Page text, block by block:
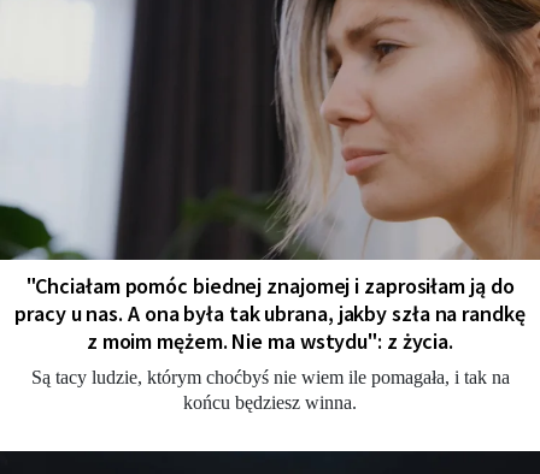
"Chciałam pomóc biednej znajomej i zaprosiłam ją do
pracy u nas. A ona była tak ubrana, jakby szła na randkę
z moim mężem. Nie ma wstydu": z życia.
Są tacy ludzie, którym choćbyś nie wiem ile pomagała, i tak na
końcu będziesz winna.